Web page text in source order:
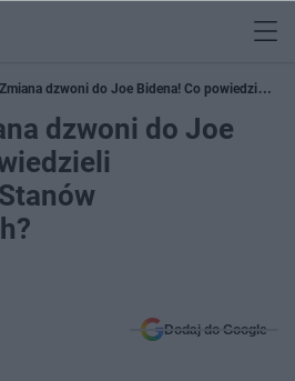
dzwoni do Joe Bidena! Co powiedzieli
dzwoni do Joe
Dodaj do Google